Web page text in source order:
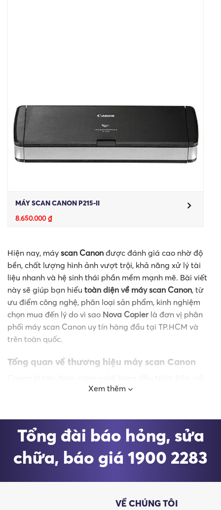
MÁY SCAN CANON P215-II
8.650.000₫
Hiện nay, máy scan Canon được đánh giá cao nhờ độ
bền, chất lượng hình ảnh vượt trội, khả năng xử lý tài
liệu nhanh và hệ sinh thái phần mềm mạnh mẽ. Bài viết
này sẽ giúp bạn hiểu toàn diện về máy scan Canon, từ
ưu điểm công nghệ, phân loại sản phẩm, kinh nghiệm
chọn mua đến lý do vì sao Nova Copier là đơn vị phân
phối máy scan Canon uy tín hàng đầu tại TP.HCM và
trên toàn quốc.
Tổng quan về thương hiệu máy scan Canon
tiếng toàn cầu trong lĩnh vực thiết bị hình ảnh, in ấn và
chuyên nghiệp
được tin dùng nhất tại Việt Nam.
Máy scan Canon được phát triển theo triết lý:
Xem thêm
Tổng đài báo hỏng, sửa
chữa, báo giá 1900 2283
VỀ CHÚNG TÔI